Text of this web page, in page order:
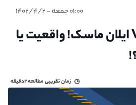
۰۱:۰۰ جمعه - ۱۴۰۲/۴/۲
مارک زاکربرگ VS ایلان ماسک! واقعیت یا
زمان تقریبی مطالعه۲دقیقه